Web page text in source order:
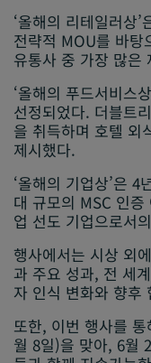
‘올해의 리테일러상
전략적 MOU를 바탕
유통사 중 가장 많은
‘올해의 푸드서비스
선정되었다. 더블트
을 취득하며 호텔 외
제시했다.
‘올해의 기업상’은
대 규모의 MSC 인
업 선도 기업으로서
행사에서는 시상 외
과 주요 성과, 전 세
자 인식 변화와 향후
또한, 이번 행사를
월 8일)을 맞아, 6월